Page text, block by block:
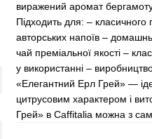
виражений аромат бергамоту
Підходить для: –
авторських напоїв –
чай преміальної якості –
у використанні –
«Елегантний Ерл Грей» —
цитрусовим характером і
Грей» в Caffitalia можна з